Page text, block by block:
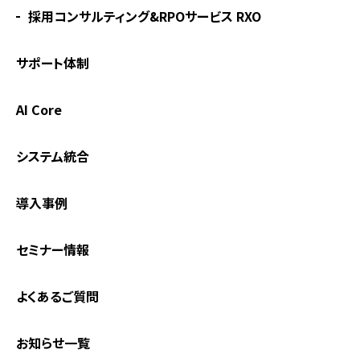
採用コンサルティング&RPOサービス RXO
サポート体制
AI Core
システム統合
導入事例
セミナー情報
よくあるご質問
お知らせ一覧